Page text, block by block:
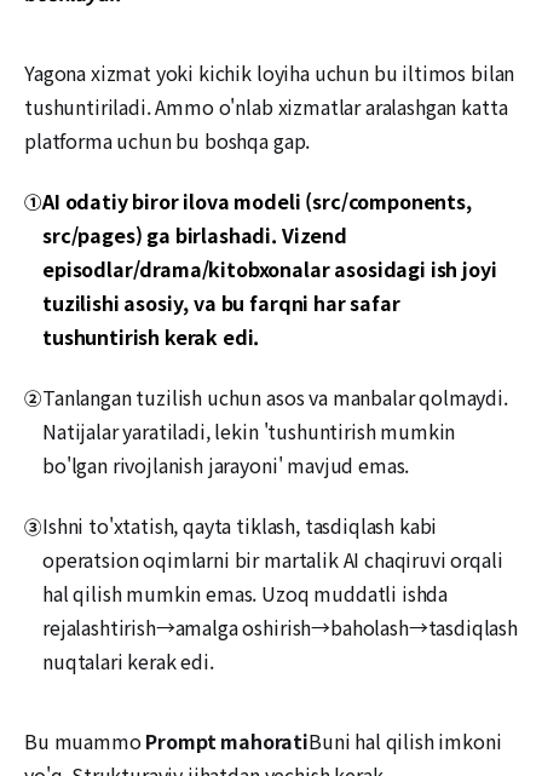
Yagona xizmat yoki kichik loyiha uchun bu iltimos bilan
tushuntiriladi. Ammo o'nlab xizmatlar aralashgan katta
platforma uchun bu boshqa gap.
①AI odatiy biror ilova modeli (src/components,
src/pages) ga birlashadi. Vizend
episodlar/drama/kitobxonalar asosidagi ish joyi
tuzilishi asosiy, va bu farqni har safar
tushuntirish kerak edi.
②Tanlangan tuzilish uchun asos va manbalar qolmaydi.
Natijalar yaratiladi, lekin 'tushuntirish mumkin
bo'lgan rivojlanish jarayoni' mavjud emas.
③Ishni to'xtatish, qayta tiklash, tasdiqlash kabi
operatsion oqimlarni bir martalik AI chaqiruvi orqali
hal qilish mumkin emas. Uzoq muddatli ishda
rejalashtirish→amalga oshirish→baholash→tasdiqlash
nuqtalari kerak edi.
Bu muammoPrompt mahoratiBuni hal qilish imkoni